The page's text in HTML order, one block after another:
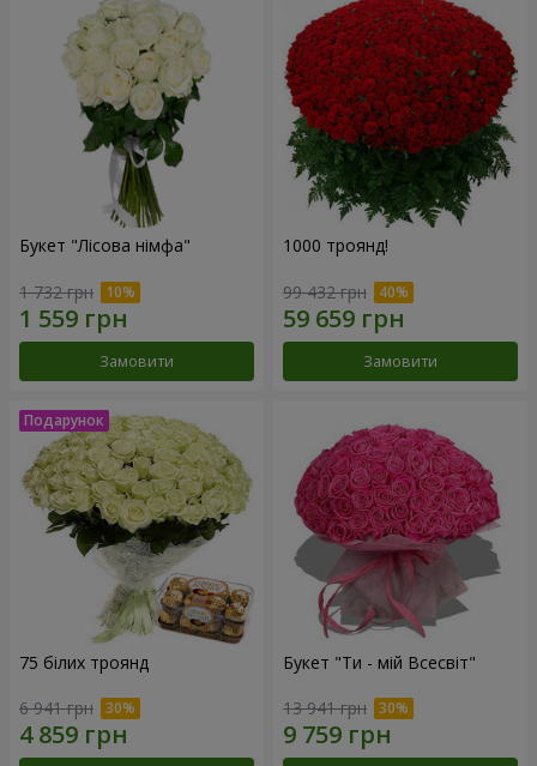
Букет "Лісова німфа"
1 732 грн
Замовити
1000 троянд!
99 432 грн
Замовити
75 білих троянд
6 941 грн
Букет "Ти - мій Всесвіт"
13 941 грн